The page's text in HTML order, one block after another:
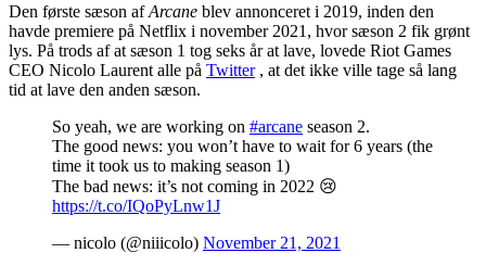
Den første sæson afArcane blev annonceret i 2019, inden den
havde premiere på Netflix i november 2021, hvor sæson 2 fik grønt
lys. På trods af at sæson 1 tog seks år at lave, lovede Riot Games
CEO Nicolo Laurent alle på Twitter, at det ikke ville tage så lang
tid at lave den anden sæson.
So yeah, we are working on #arcane season 2.
The good news: you won’t have to wait for 6 years (the
time it took us to making season 1)
The bad news: it’s not coming in 2022 😢
https://t.co/IQoPyLnw1J
— nicolo (@niiicolo) November 21, 2021